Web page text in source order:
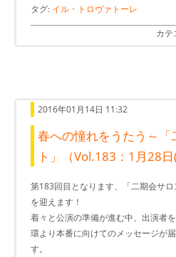
タグ: イル・トロヴァトーレ
カテ
2016年01月14日 11:32
春への憧れをうたう～
ト」（Vol.183：1月28日(
第183回目となります、「二期会サ
を迎えます！
着々と公演の準備が進む中、出演者
環より本番に向けてのメッセージが
す。